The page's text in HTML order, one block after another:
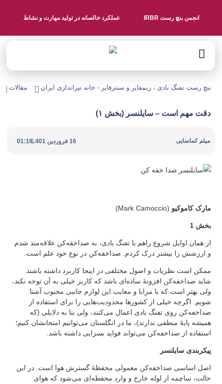
انجمن بنچ رست IRBR عملکرد خالصانه در تولید مهارت و نشاط
بنچ رست تفنگ بادی ، ریمفایر و سنترفایر - خانه تیراندازی ایران مقالات
دقت مهم است – سایلنسر (بخش ۱)
میثم کماسایی 16 فروردین 1401 |
01:18
مارک کاموکیو (Mark Camoccio)
بخش 1
از همان اوایل شروع راهم با تفنگ بادی، به صداخفه‌کن علاقه‌مند شدم
و ارزشش را بیشتر درک کردم. صداخفه‌کن در نوع خود علم است.
ممکن است نظریات و اصول مختلفی در اینجا کاربرد داشته باشند.
شاید صداخفه‌کن افزونۀ ساده‌ای باشد که کاربر خیلی به آن توجه نکند،
ولی بهتر است که با مزایا و معایب این لوازم جانبی محبوب آشنا
شویم. اگرچه خیلی از کشورها محدودیت‌هایی را برای استفاده از
صداخفه‌کن روی تفنگ بادی اعمال می‌کنند، ولی بنا به دلایلی (که
همیشه پایۀ منطقی ندارند)، ما در انگلستان می‌توانیم امتحانشان کنیم؛
استفاده از صداخفه‌کن می‌تواند فواید بسزایی داشته باشد.
پیکربندی سایلنسر
اصل اساسی صداخفه‌کن معمولی محفظۀ گسترش هوا است. در این
حالت، ساچمه از لوله خارج و وارد محفظه‌ای می‌شود که هوای